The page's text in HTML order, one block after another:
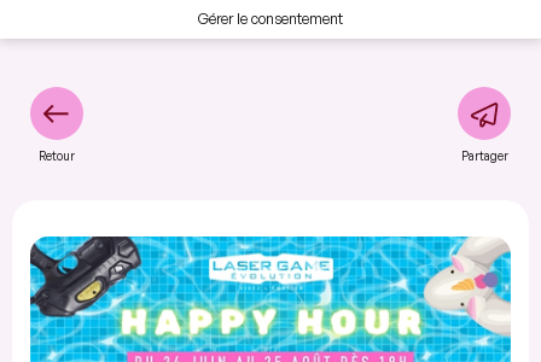
Gérer le consentement
Retour Partager